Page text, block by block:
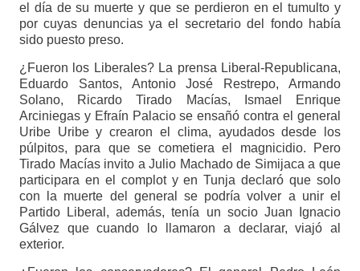
el día de su muerte y que se perdieron en el tumulto y
por cuyas denuncias ya el secretario del fondo había
sido puesto preso.
¿Fueron los Liberales? La prensa Liberal-Republicana,
Eduardo Santos, Antonio José Restrepo, Armando
Solano, Ricardo Tirado Macías, Ismael Enrique
Arciniegas y Efraín Palacio se ensañó contra el general
Uribe Uribe y crearon el clima, ayudados desde los
púlpitos, para que se cometiera el magnicidio. Pero
Tirado Macías invito a Julio Machado de Simijaca a que
participara en el complot y en Tunja declaró que solo
con la muerte del general se podría volver a unir el
Partido Liberal, además, tenía un socio Juan Ignacio
Gálvez que cuando lo llamaron a declarar, viajó al
exterior.